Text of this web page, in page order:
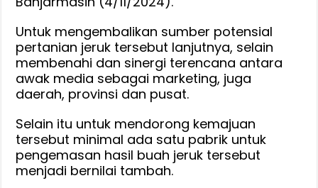
Untuk mengembalikan sumber potensial
pertanian jeruk tersebut lanjutnya, selain
membenahi dan sinergi terencana antara
awak media sebagai marketing, juga
daerah, provinsi dan pusat.
Selain itu untuk mendorong kemajuan
tersebut minimal ada satu pabrik untuk
pengemasan hasil buah jeruk tersebut
menjadi bernilai tambah.